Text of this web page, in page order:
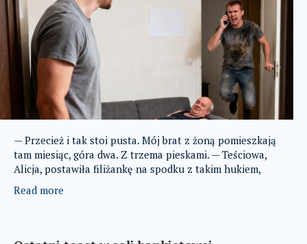
— Przecież i tak stoi pusta. Mój brat z żoną pomieszkają
tam miesiąc, góra dwa. Z trzema pieskami. — Teściowa,
Alicja, postawiła filiżankę na spodku z takim hukiem,
Read more